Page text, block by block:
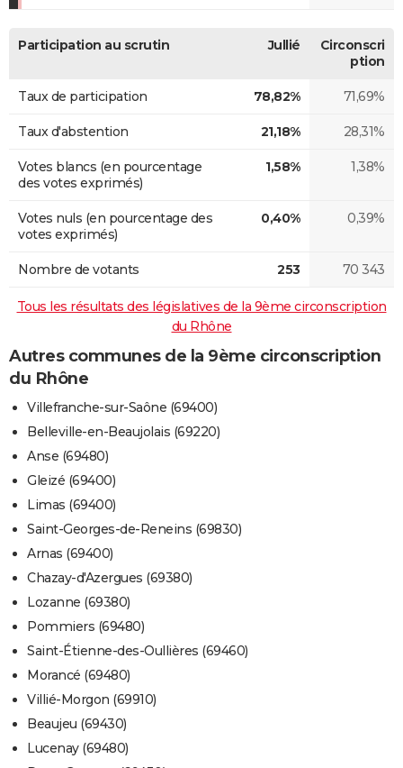
Participation au scrutin Jullié
Circonscri
ption
Taux de participation 78,82% 71,69%
Taux d'abstention 21,18% 28,31%
Votes blancs (en pourcentage
des votes exprimés)
1,58% 1,38%
Votes nuls (en pourcentage des
votes exprimés)
0,40% 0,39%
Nombre de votants 253 70 343
Tous les résultats des législatives de la 9ème circonscription
du Rhône
Autres communes de la 9ème circonscription
du Rhône
Villefranche-sur-Saône (69400)
Belleville-en-Beaujolais (69220)
Anse (69480)
Gleizé (69400)
Limas (69400)
Saint-Georges-de-Reneins (69830)
Arnas (69400)
Chazay-d'Azergues (69380)
Lozanne (69380)
Pommiers (69480)
Saint-Étienne-des-Oullières (69460)
Morancé (69480)
Villié-Morgon (69910)
Beaujeu (69430)
Lucenay (69480)